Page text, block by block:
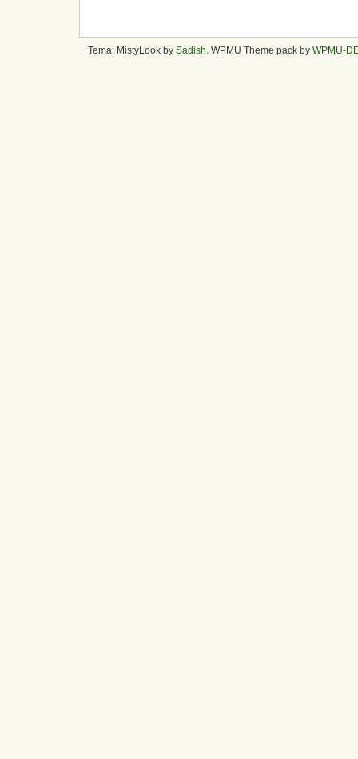
Tema: MistyLook by Sadish . WPMU Theme pack by WPMU-